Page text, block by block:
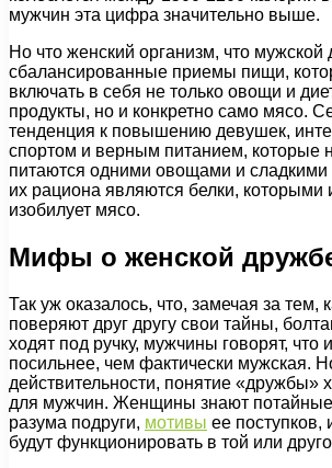
мужчин эта цифра значительно выше.
Но что женский организм, что мужской
сбалансированные приемы пищи,
включать в себя не только овощи и
продукты, но и конкретно само мясо.
тенденция к повышению девушек,
спортом и верным питанием, которые
питаются одними овощами и
их рациона являются белки, которыми
изобилует мясо.
Мифы о женской
Так уж оказалось, что, замечая за тем,
поверяют друг другу свои тайны,
ходят под ручку, мужчины говорят, что
посильнее, чем фактически мужская.
действительности, понятие «дружбы»
для мужчин. Женщины знают потайные
разума подруги, мотивы ее поступков,
будут функционировать в той или